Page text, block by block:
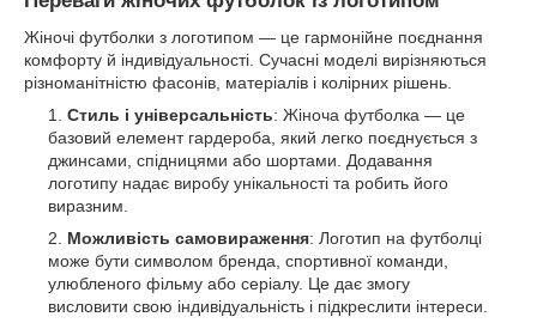
Жіночі футболки з логотипом — це гармонійне поєднання
комфорту й індивідуальності. Сучасні моделі вирізняються
різноманітністю фасонів, матеріалів і колірних рішень.
Стиль і універсальність: Жіноча футболка — це
базовий елемент гардероба, який легко поєднується з
джинсами, спідницями або шортами. Додавання
логотипу надає виробу унікальності та робить його
виразним.
Можливість самовираження: Логотип на футболці
може бути символом бренда, спортивної команди,
улюбленого фільму або серіалу. Це дає змогу
висловити свою індивідуальність і підкреслити інтереси.